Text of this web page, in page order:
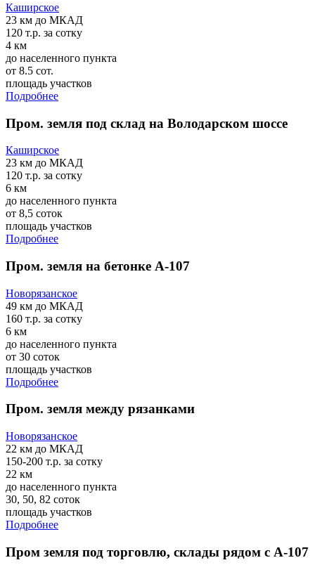
Каширское
23 км до МКАД
120 т.р. за сотку
4 км
до населенного пункта
от 8.5 сот.
площадь участков
Подробнее
Пром. земля под склад на Володарском шоссе
Каширское
23 км до МКАД
120 т.р. за сотку
6 км
до населенного пункта
от 8,5 соток
площадь участков
Подробнее
Пром. земля на бетонке А-107
Новорязанское
49 км до МКАД
160 т.р. за сотку
6 км
до населенного пункта
от 30 соток
площадь участков
Подробнее
Пром. земля между рязанками
Новорязанское
22 км до МКАД
150-200 т.р. за сотку
22 км
до населенного пункта
30, 50, 82 соток
площадь участков
Подробнее
Пром земля под торговлю, склады рядом с А-107